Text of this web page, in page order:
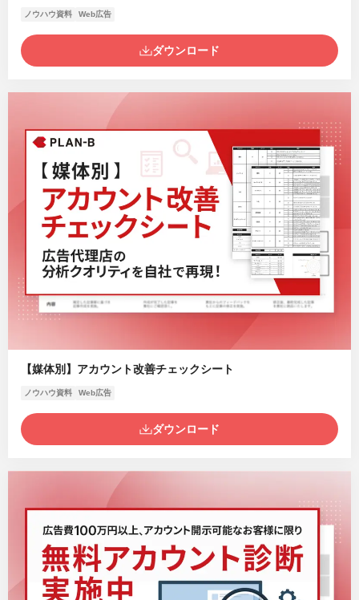
ノウハウ資料 Web広告
ダウンロード
【媒体別】アカウント改善チェックシート
ノウハウ資料 Web広告
ダウンロード